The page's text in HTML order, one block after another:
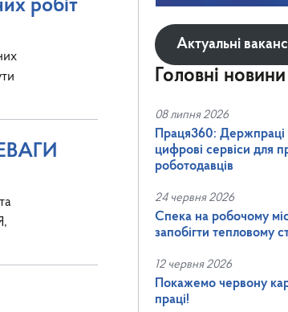
робіт
Актуальні
Головні новини
08 липня 2026
Праця360:
цифрові сервіси для
роботодавців
24 червня 2026
Спека на робочому
запобігти тепловому
12 червня 2026
Покажемо червону
праці!